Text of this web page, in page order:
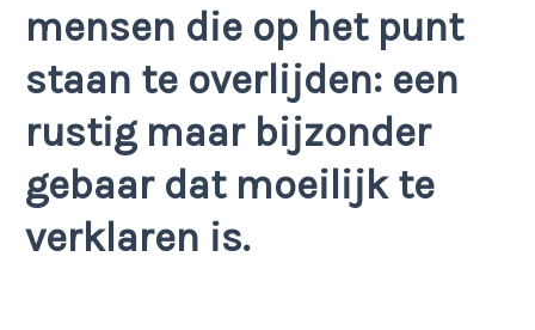
mensen die op het punt
staan te overlijden: een
rustig maar bijzonder
gebaar dat moeilijk te
verklaren is.